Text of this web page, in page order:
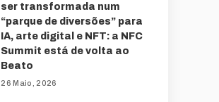
ser transformada num
“parque de diversões” para
IA, arte digital e NFT: a NFC
Summit está de volta ao
Beato
26 Maio, 2026